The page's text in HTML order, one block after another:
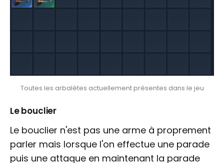
Toutes les arbalètes actuellement présentes dans le jeu
Le bouclier
Le bouclier n'est pas une arme à proprement
parler mais lorsque l'on effectue une parade
puis une attaque en maintenant la parade